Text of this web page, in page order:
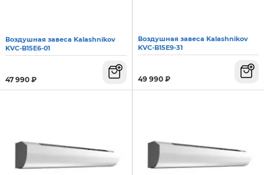
Воздушная завеса Kalashnikov
KVС-B15E6-01
47 990 ₽
Воздушная завеса Kalashnikov
KVС-B15E9-31
49 990 ₽